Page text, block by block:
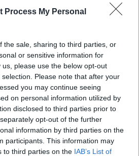
Process My Personal
the sale, sharing to third parties, or
or sensitive information for
please use the below opt-out
Please note that after your
you may continue seeing
on personal information utilized by
disclosed to third parties prior to
opt-out of the further
information by third parties on the
participants. This information may
to third parties on the IAB’s List of
a las 22:35